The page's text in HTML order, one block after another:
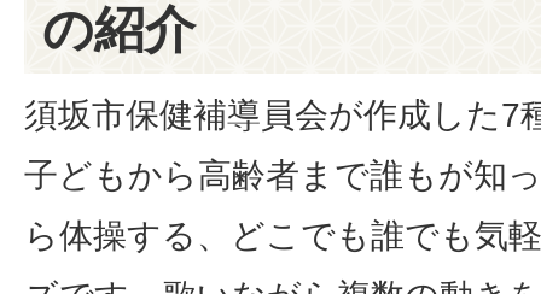
の紹介
須坂市保健補導員会が作成した7
子どもから高齢者まで誰もが知
ら体操する、どこでも誰でも気